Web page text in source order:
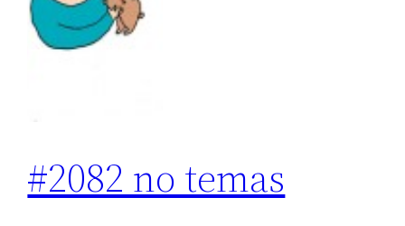
#2082 no temas